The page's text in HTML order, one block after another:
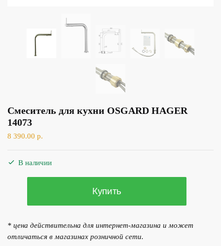
Смеситель для кухни OSGARD HAGER
14073
8 390.00 р.
В наличии
Смеситель
кухни
OSGARD
Купить
* цена действительна для интернет-магазина и может
отличаться в магазинах розничной сети.